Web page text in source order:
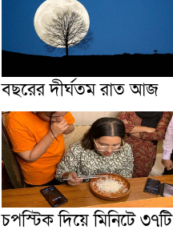
বছরের দীর্ঘতম রাত আজ
চপস্টিক দিয়ে মিনিটে ৩৭টি